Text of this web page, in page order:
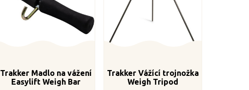
Trakker Madlo na vážení
Easylift Weigh Bar
Trakker Vážící trojnožka
Weigh Tripod